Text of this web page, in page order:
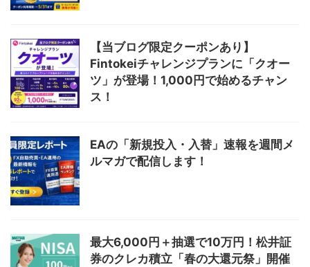
【当ブログ限定クーポンあり】
Fintokeiチャレンジプランに「クオー
ツ」が登場！1,000円で始めるチャン
ス！
EAの「新規投入・入替」速報を週間メ
ルマガで配信します！
最大6,000円＋抽選で10万円！松井証
券のクレカ積立「春の大還元祭」開催